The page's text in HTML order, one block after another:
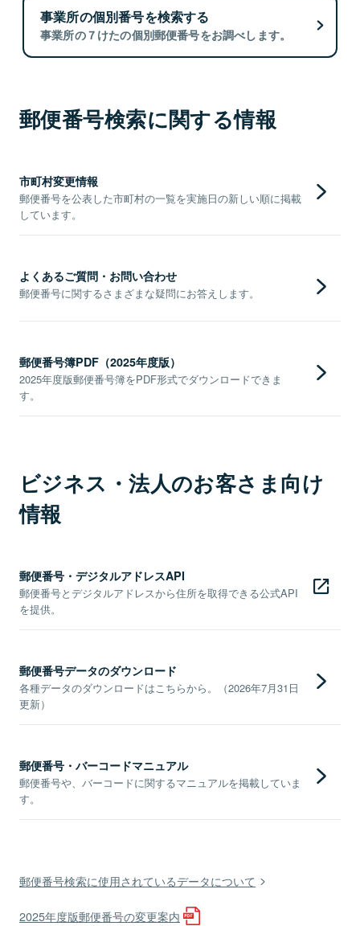
事業所の個別番号を検索する
事業所の７けたの個別郵便番号をお調べします。
郵便番号検索に関する情報
市町村変更情報
郵便番号を公表した市町村の一覧を実施日の新しい順に掲載
しています。
よくあるご質問・お問い合わせ
郵便番号に関するさまざまな疑問にお答えします。
郵便番号簿PDF（2025年度版）
2025年度版郵便番号簿をPDF形式でダウンロードできま
す。
ビジネス・法人のお客さま向け
情報
郵便番号・デジタルアドレスAPI
郵便番号とデジタルアドレスから住所を取得できる公式API
を提供。
郵便番号データのダウンロード
各種データのダウンロードはこちらから。（2026年7月31日
更新）
郵便番号・バーコードマニュアル
郵便番号や、バーコードに関するマニュアルを掲載していま
す。
郵便番号検索に使用されているデータについて
2025年度版郵便番号の変更案内